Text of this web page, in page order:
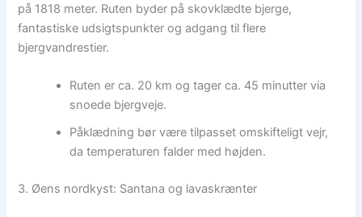
på 1818 meter. Ruten byder på skovklædte bjerge,
fantastiske udsigtspunkter og adgang til flere
bjergvandrestier.
Ruten er ca. 20 km og tager ca. 45 minutter via
snoede bjergveje.
Påklædning bør være tilpasset omskifteligt vejr,
da temperaturen falder med højden.
3. Øens nordkyst: Santana og lavaskrænter